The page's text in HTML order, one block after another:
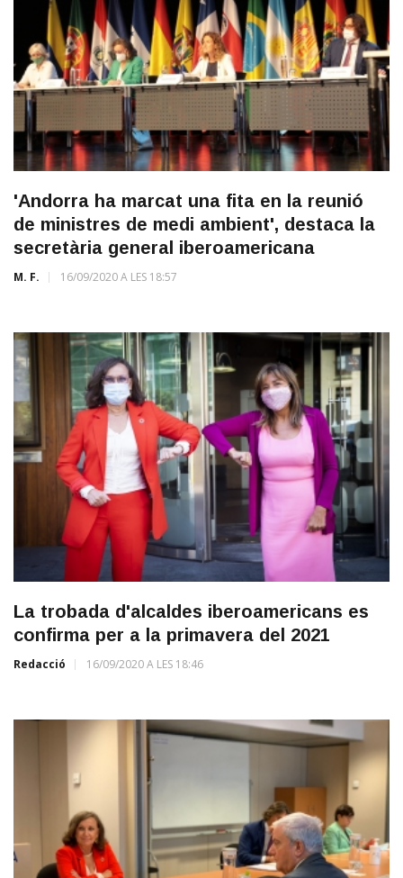
'Andorra ha marcat una fita en la reunió
de ministres de medi ambient', destaca la
secretària general iberoamericana
M. F. 16/09/2020 A LES 18:57
La trobada d'alcaldes iberoamericans es
confirma per a la primavera del 2021
Redacció 16/09/2020 A LES 18:46